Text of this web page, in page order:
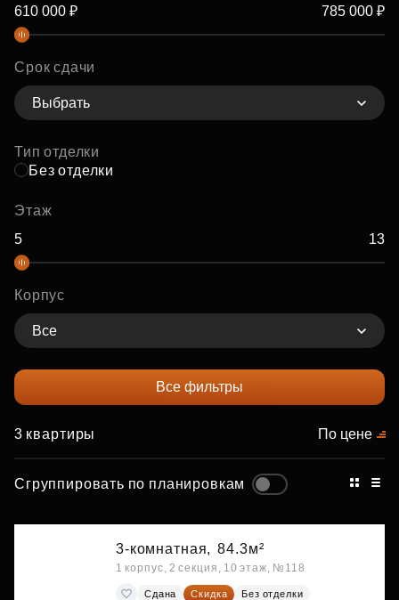
Срок сдачи
Выбрать
Тип отделки
Без отделки
Этаж
Корпус
Все
Все фильтры
3 квартиры
Сгруппировать по планировкам
По цене
3-комнатная, 84.3м²
1 корпус, 2 секция, 10 этаж, №118
Сдана Скидка
Без отделки